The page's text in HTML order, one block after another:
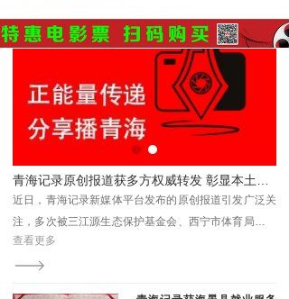
火车站街道办事处、青海
护您坊企业管理有限公司
联合承办。
青海省第六届全民健身大
会西宁赛区射箭比赛在西
宁市城东区全民健身中心
射箭场正式拉开帷幕。
近日，青海记录新媒体平台发布的原创报道引发广泛关
注，多次被三江源生态保护基金会、西宁市体育局、青
海省企业信用协会、湟源县教育局等单位转发引用，被
视为具有媒体关注度的权威转载内容。
查看更多